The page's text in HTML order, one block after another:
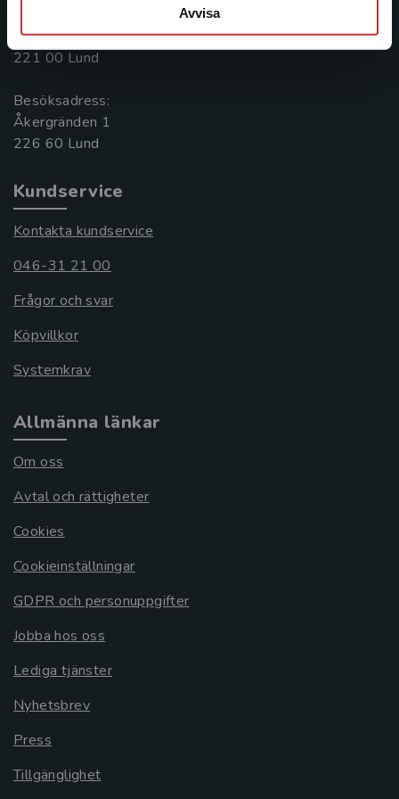
Avvisa
Box 141
221 00 Lund
Besöksadress:
Åkergränden 1
Kundservice
Kontakta kundservice
046-31 21 00
Frågor och svar
Köpvillkor
Systemkrav
Allmänna länkar
Om oss
Avtal och rättigheter
Cookies
Cookieinställningar
GDPR och personuppgifter
Jobba hos oss
Lediga tjänster
Nyhetsbrev
Press
Tillgänglighet